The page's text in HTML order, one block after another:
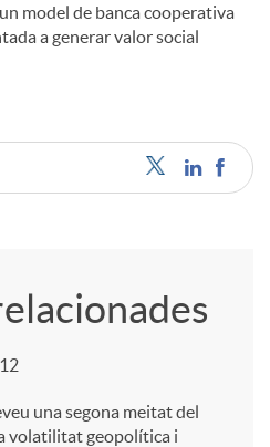
model de banca cooperativa
a generar valor social
una segona meitat del
volatilitat geopolítica i